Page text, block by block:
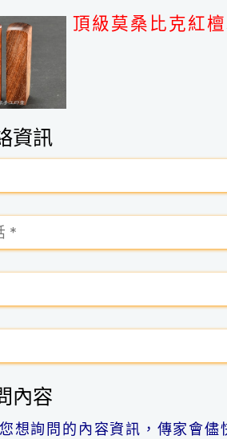
頂級莫桑比克紅
資訊
內容
想詢問的內容資訊，傳家會